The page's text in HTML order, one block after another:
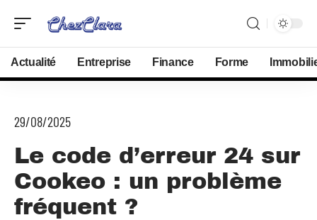
Actualité Entreprise Finance Forme
29/08/2025
Le code d’erreur 24 sur
Cookeo : un problème
fréquent ?